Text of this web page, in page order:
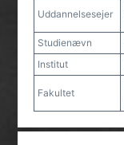
Uddannelsesejer
Studienævn
Institut
Fakultet